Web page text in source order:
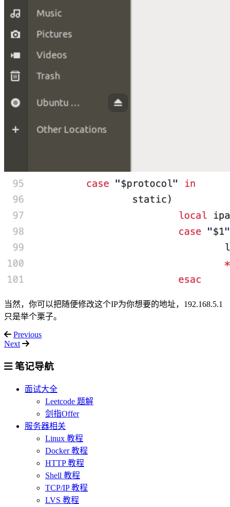
当然，你可以把随便修改这个IP为你想要的地址，192.168.5.1
只是举个栗子。
Previous
Next
笔记导航
面试大全
Leetcode 题解
剑指Offer
服务器相关
Linux 教程
Docker 教程
HTTP 教程
Shell 教程
TCP/IP 教程
LVS 教程